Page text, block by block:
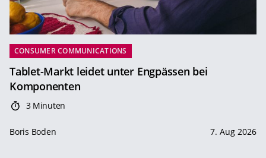
CONSUMER COMMUNICATIONS
Tablet-Markt leidet unter Engpässen bei
Komponenten
3 Minuten
Boris Boden 7. Aug 2026